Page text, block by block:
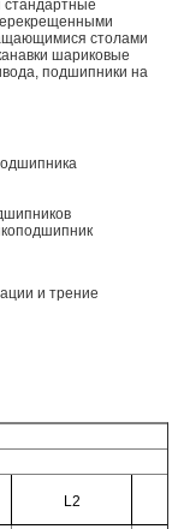
стандартные
столами
шариковые
подшипники на
и трение
L2